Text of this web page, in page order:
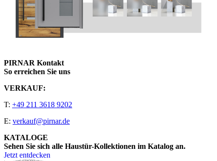
PIRNAR Kontakt
So erreichen Sie uns
VERKAUF:
T: +49 211 3618 9202
E: verkauf@pirnar.de
KATALOGE
Sehen Sie sich alle Haustür-Kollektionen im Katalog an.
Jetzt entdecken